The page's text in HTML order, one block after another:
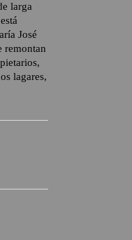
larga
José
remontan
lagares,